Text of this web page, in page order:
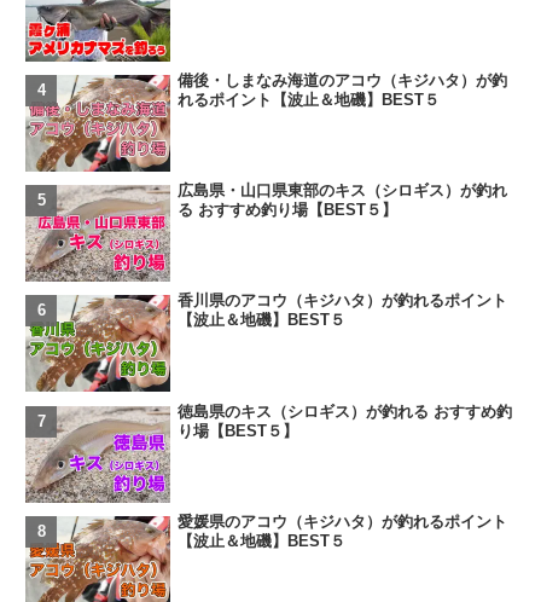
備後・しまなみ海道のアコウ（キジハタ）が釣
れるポイント【波止＆地磯】BEST５
広島県・山口県東部のキス（シロギス）が釣れ
る おすすめ釣り場【BEST５】
香川県のアコウ（キジハタ）が釣れるポイント
【波止＆地磯】BEST５
徳島県のキス（シロギス）が釣れる おすすめ釣
り場【BEST５】
愛媛県のアコウ（キジハタ）が釣れるポイント
【波止＆地磯】BEST５